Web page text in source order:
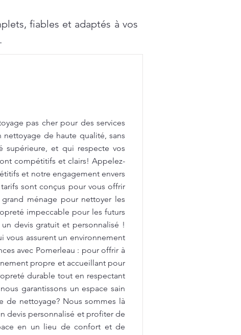
fiables et adaptés à vos
pas cher pour des services
de haute qualité, sans
supérieure, et qui respecte vos
compétitifs et clairs! Appelez-
et notre engagement envers
sont conçus pour vous offrir
ménage pour nettoyer les
impeccable pour les futurs
devis gratuit et personnalisé !
vous assurent un environnement
avec Pomerleau : pour offrir à
propre et accueillant pour
durable tout en respectant
garantissons un espace sain
de nettoyage? Nous sommes là
devis personnalisé et profiter de
en un lieu de confort et de